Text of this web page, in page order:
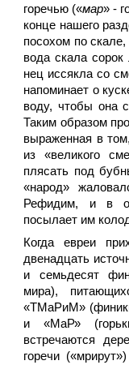
горечью («мар» -
конце нашего
посохом по
вода скала
нец иссякла со
напоминает о
воду, чтобы она
Таким образом
выраженная в
из «великого
плясать под
«народ»
Рефидим, и в
посылает им
Когда евреи
двенадцать
и семьдесят
мира),
«ТМаРиМ»
и «МаР»
встречаются
горечи